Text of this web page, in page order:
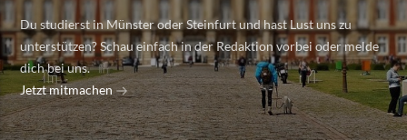
Du studierst in Münster oder Steinfurt und hast Lust uns zu
unterstützen? Schau einfach in der Redaktion vorbei oder melde
dich bei uns.
Jetzt mitmachen